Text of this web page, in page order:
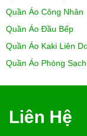
Quần Áo Công Nhân
Quần Áo Đầu Bếp
Quần Áo Kaki Liên
Quần Áo Phòng Sạch
Liên Hệ